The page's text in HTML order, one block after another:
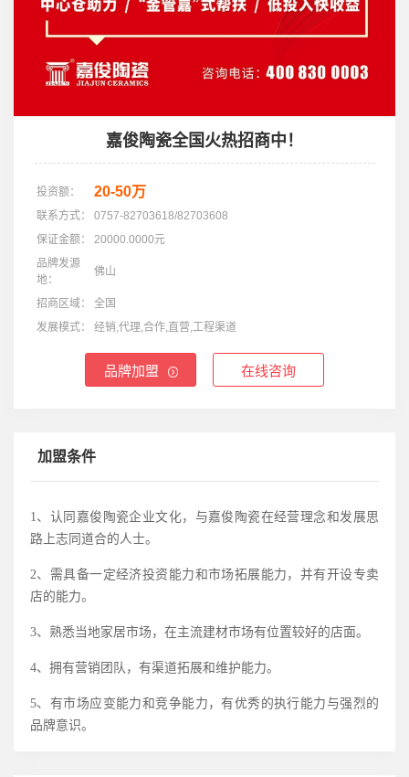
嘉俊陶瓷全国火热招商中！
投资额： 20-50万
联系方式：
0757-82703618/82703608
保证金额：
20000.0000元
品牌发源
地：
佛山
招商区域：
全国
发展模式：
经销,代理,合作,直营,工程渠道
品牌加盟 在线咨询
加盟条件
1 、认同嘉俊陶瓷企业文化，与嘉俊陶瓷在经营理念和发展思
路上志同道合的人士。
2、需具备一定经济投资能力和市场拓展能力，并有开设专卖
店的能力。
3、熟悉当地家居市场，在主流建材市场有位置较好的店面。
4、拥有营销团队，有渠道拓展和维护能力。
5、有市场应变能力和竞争能力，有优秀的执行能力与强烈的
品牌意识。